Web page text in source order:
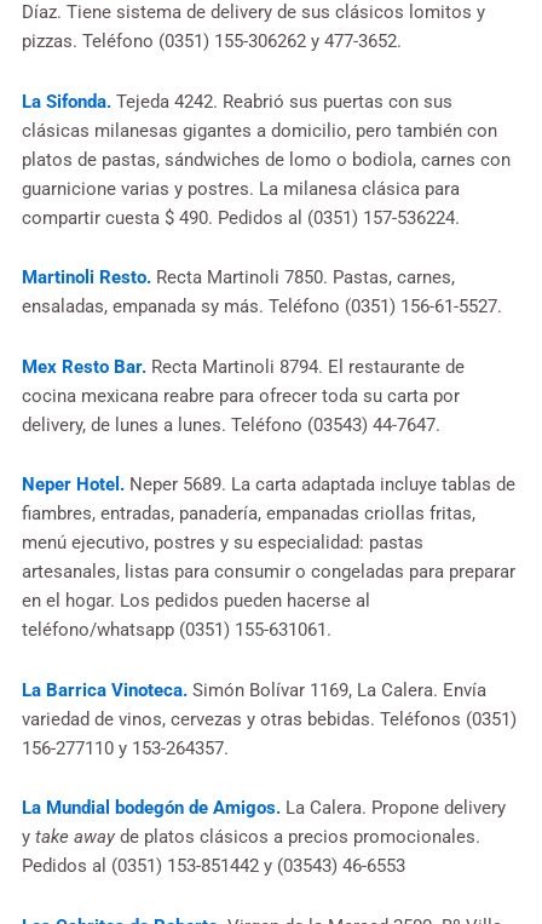
Díaz. Tiene sistema de delivery de sus clásicos lomitos y
pizzas. Teléfono (0351) 155-306262 y 477-3652.
La Sifonda. Tejeda 4242. Reabrió sus puertas con sus
clásicas milanesas gigantes a domicilio, pero también con
platos de pastas, sándwiches de lomo o bodiola, carnes con
guarnicione varias y postres. La milanesa clásica para
compartir cuesta $ 490. Pedidos al (0351) 157-536224.
Martinoli Resto. Recta Martinoli 7850. Pastas, carnes,
ensaladas, empanada sy más. Teléfono (0351) 156-61-5527.
Mex Resto Bar. Recta Martinoli 8794. El restaurante de
cocina mexicana reabre para ofrecer toda su carta por
delivery, de lunes a lunes. Teléfono (03543) 44-7647.
Neper Hotel. Neper 5689. La carta adaptada incluye tablas de
fiambres, entradas, panadería, empanadas criollas fritas,
menú ejecutivo, postres y su especialidad: pastas
artesanales, listas para consumir o congeladas para preparar
en el hogar. Los pedidos pueden hacerse al
teléfono/whatsapp (0351) 155-631061.
La Barrica Vinoteca. Simón Bolívar 1169, La Calera. Envía
variedad de vinos, cervezas y otras bebidas. Teléfonos (0351)
156-277110 y 153-264357.
La Mundial bodegón de Amigos. La Calera. Propone delivery
y take away de platos clásicos a precios promocionales.
Pedidos al (0351) 153-851442 y (03543) 46-6553